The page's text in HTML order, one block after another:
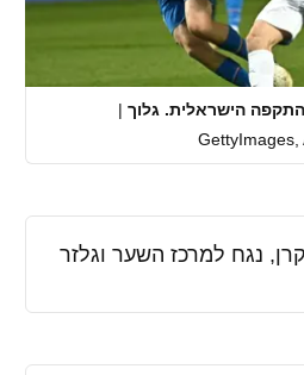
הישראלית. גלוך |
GettyImages,
נגח למרכז השער וגלזר